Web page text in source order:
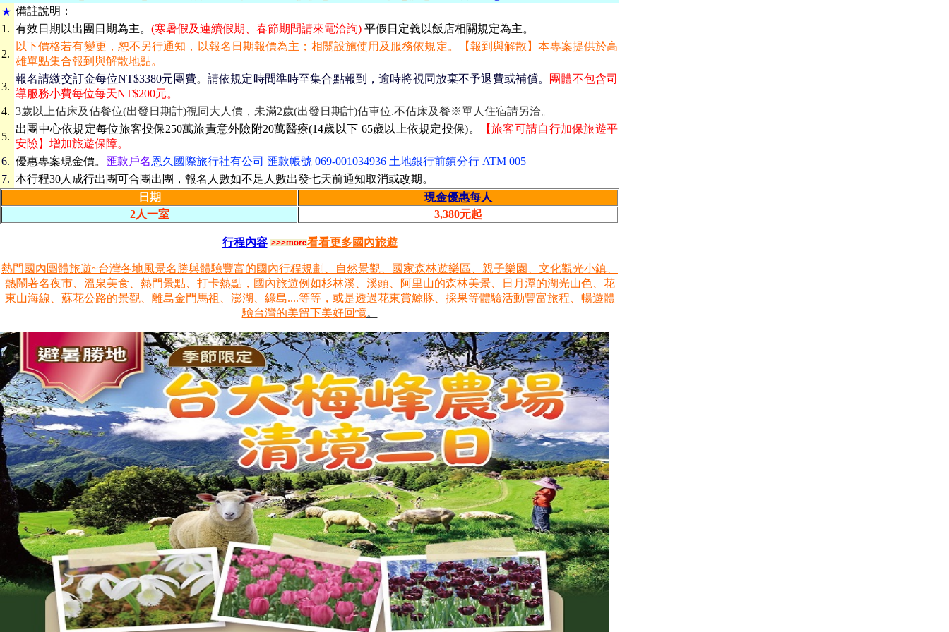
★ 備註說明：
1. 有效日期 以出團日期為主。 (寒暑假及連續假期、春節期間請來電洽詢) 平假日定義以飯店相關規定為主。
2.
以下價格若有變更，恕不另行通知，以報名日期報價為主；相關設施使用及服務依規定。【報到與解散】本專案提供於高
雄單點集合報到與解散地點。
3.
報名請繳交訂金每位NT$3380元團費。請依規定時間準時至集合點報到，逾時將視同放棄不予退費或補償。 團體不包含司
導服務小費每位每天NT$200元。
4. 3歲以上佔床及佔餐位(出發日期計)視同大人價，未滿2歲(出發日期計)佔車位.不佔床及餐※單人住宿請另洽。
5.
出團中心依規定每位旅客投保250萬旅責意外險附20萬醫療(14歲以下 65歲以上依規定投保)。
【旅客可請自行加保旅遊平
安險】增加旅遊保障。
6. 優惠專案現金價。 匯款戶名恩久國際旅行社有公司 匯款帳號 069-001034936 土地銀行前鎮分行 ATM 005
7. 本行程30人成行出團可合團出團，報名人數如不足人數出發七天前通知取消或改期。
日期
現金優惠每人
2人一室
3,380元起
行程內容 看看更多國內旅遊
熱門國內團體旅遊~台灣各地風景名勝與體驗豐富的國內行程規劃、自然景觀、國家森林遊樂區、親子樂園、文化觀光小鎮、
熱鬧著名夜市、溫泉美食、熱門景點、打卡熱點，國內旅遊例如杉林溪、溪頭、阿里山的森林美景、日月潭的湖光山色、花
東山海線、蘇花公路的景觀、離島金門馬祖、澎湖、綠島....等等，或是透過花東賞鯨豚、採果等體驗活動豐富旅程、暢遊體
驗台灣的美留下美好回憶。